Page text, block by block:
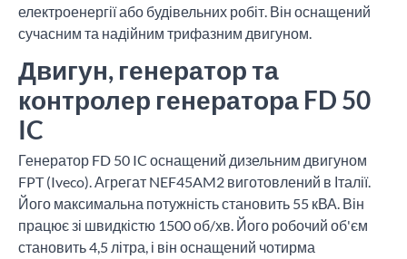
електроенергії або будівельних робіт. Він оснащений
сучасним та надійним трифазним двигуном.
Двигун, генератор та
контролер генератора FD 50
IC
Генератор FD 50 IC оснащений дизельним двигуном
FPT (Iveco). Агрегат NEF45AM2 виготовлений в Італії.
Його максимальна потужність становить 55 кВА. Він
працює зі швидкістю 1500 об/хв. Його робочий об'єм
становить 4,5 літра, і він оснащений чотирма